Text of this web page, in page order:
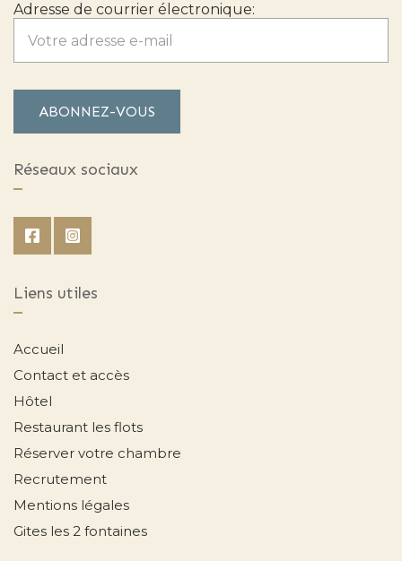
Adresse de courrier électronique:
Réseaux sociaux
Liens utiles
Accueil
Contact et accès
Hôtel
Restaurant les flots
Réserver votre chambre
Recrutement
Mentions légales
Gites les 2 fontaines